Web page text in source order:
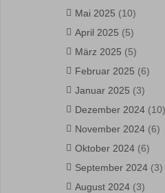
Mai 2025 (10)
April 2025 (5)
März 2025 (5)
Februar 2025 (6)
Januar 2025 (3)
Dezember 2024 (10)
November 2024 (6)
Oktober 2024 (6)
September 2024 (3)
August 2024 (3)